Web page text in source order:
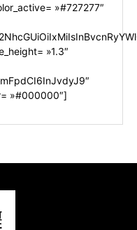
»#727277″
»1.3″
»#000000″]